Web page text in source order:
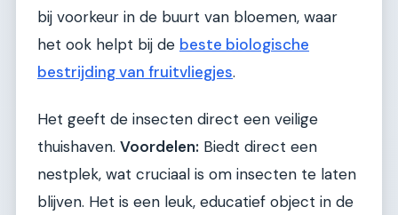
bij voorkeur in de buurt van bloemen, waar
het ook helpt bij de beste biologische
bestrijding van fruitvliegjes.
Het geeft de insecten direct een veilige
thuishaven. Voordelen: Biedt direct een
nestplek, wat cruciaal is om insecten te laten
blijven. Het is een leuk, educatief object in de